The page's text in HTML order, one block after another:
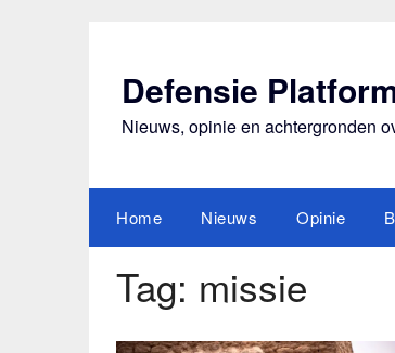
Defensie
Nieuws, opinie en achtergronden
Home Nieuws Opinie
Tag: missie